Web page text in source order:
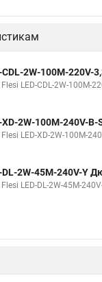
СDL-2W-100M-220V-
LED-СDL-2W-100M-
XD-2W-100M-240V-
LED-XD-2W-100M-
DL-2W-45M-240V-Y
LED-DL-2W-45M-